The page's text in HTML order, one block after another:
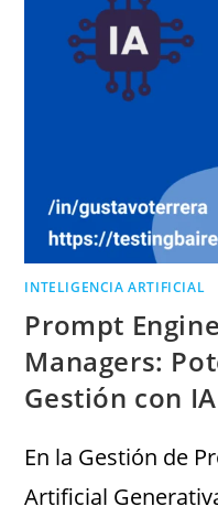
INTELIGENCIA ARTIFICIAL
Prompt
Managers:
Gestión con
En la Gestión de
Artificial